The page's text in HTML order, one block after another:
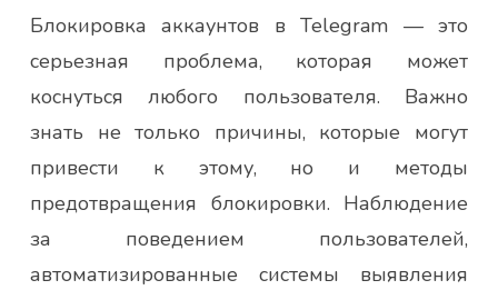
Блокировка аккаунтов в Telegram — это
серьезная проблема, которая может
коснуться любого пользователя. Важно
знать не только причины, которые могут
привести к этому, но и методы
предотвращения блокировки. Наблюдение
за поведением пользователей,
автоматизированные системы выявления